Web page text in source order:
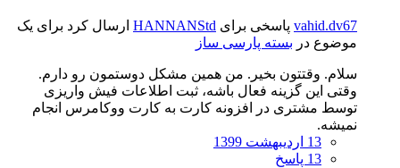
vahid.dv67 پاسخی برای HANNANStd ارسال کرد برای یک
موضوع در بسته پارسی ساز
سلام. وقتتون بخیر. من همین مشکل دوستمون رو دارم.
وقتی این گزینه فعال باشه، ثبت اطلاعات فیش واریزی
توسط مشتری در افزونه کارت به کارت ووکامرس انجام
نمیشه.
13 اردیبهشت 1399
13 پاسخ